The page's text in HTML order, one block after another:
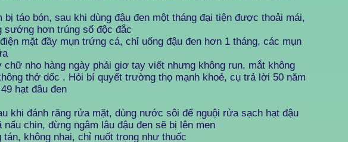
bị táo bón, sau khi dùng đậu đen một tháng đại tiện được thoải mái,
sướng hơn trúng số độc đắc
mặt đầy mụn trứng cá, chỉ uống đậu đen hơn 1 tháng, các mụn
chữ nho hàng ngày phải giơ tay viết nhưng không run, mắt không
thở dốc . Hỏi bí quyết trường thọ mạnh khoẻ, cụ trả lời 50 năm
hạt đâu đen
đánh răng rửa mặt, dùng nước sôi để nguội rửa sạch hạt đậu
chin, đừng ngâm lâu đậu đen sẽ bị lên men
không nhai, chỉ nuốt trọng như thuốc